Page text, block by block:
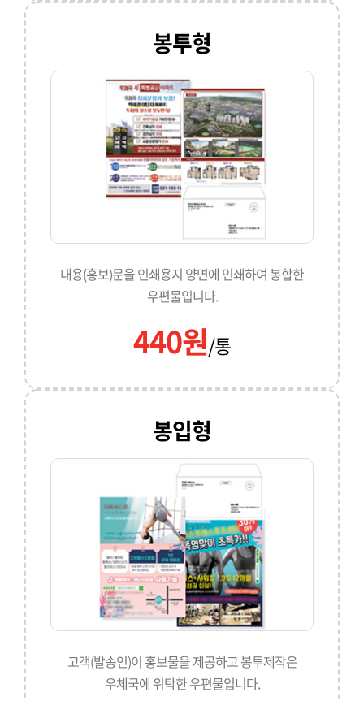
봉투형
내용(홍보)문을 인쇄용지 양면에 인쇄하여 봉합한
우편물입니다.
440원/통
봉입형
고객(발송인)이 홍보물을 제공하고 봉투제작은
우체국에 위탁한 우편물입니다.